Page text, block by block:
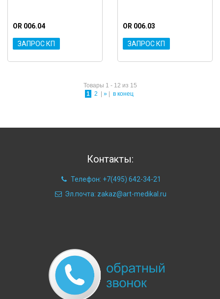
OR 006.04
ЗАПРОС КП
OR 006.03
ЗАПРОС КП
Товары 1 - 12 из 15
1
2 » в конец
Контакты:
Телефон: +7(495) 642-34-21
Эл.почта: zakaz@art-medikal.ru